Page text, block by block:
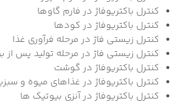
کنترل باکتریوفاژ در فارم گاوها
کنترل باکتریوفاژ در کودها
کنترل زیستی فاژ در مرحله فرآوری غذا
کنترل زیستی فاژ در مرحله تولید پس از
کنترل باکتریوفاژ در گوشت
کنترل باکتریوفاژ در غذاهای میوه و
کنترل باکتریوفاژ در آنزی بیوتیک ها